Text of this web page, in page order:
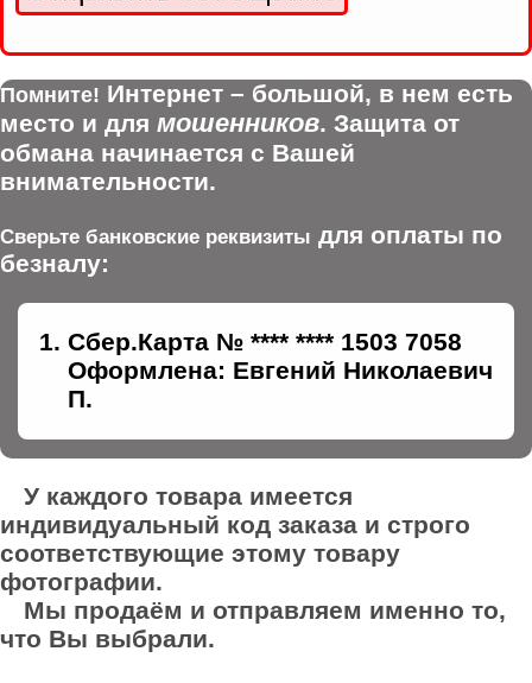
Помните! Интернет – большой, в нем есть
место и для мошенников. Защита от
обмана начинается с Вашей
внимательности.
Сверьте банковские реквизиты для оплаты по
безналу:
Сбер.Карта № **** **** 1503 7058
Оформлена: Евгений Николаевич
П.
У каждого товара имеется
индивидуальный код заказа и строго
соответствующие этому товару
фотографии.
Мы продаём и отправляем именно то,
что Вы выбрали.